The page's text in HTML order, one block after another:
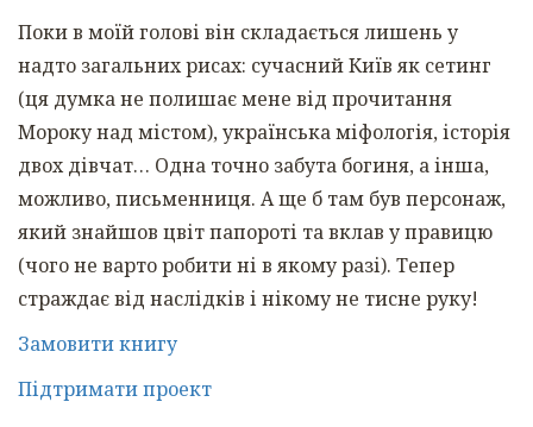
Поки в моїй голові він складається лишень у
надто загальних рисах: сучасний Київ як сетинг
(ця думка не полишає мене від прочитання
Мороку над містом), українська міфологія, історія
двох дівчат… Одна точно забута богиня, а інша,
можливо, письменниця. А ще б там був персонаж,
який знайшов цвіт папороті та вклав у правицю
(чого не варто робити ні в якому разі). Тепер
страждає від наслідків і нікому не тисне руку!
Замовити книгу
Підтримати проект